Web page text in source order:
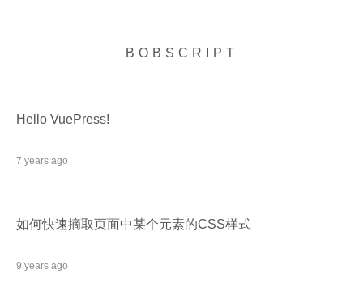
BOBSCRIPT
Hello VuePress!
7 years ago
如何快速摘取页面中某个元素的CSS样式
9 years ago